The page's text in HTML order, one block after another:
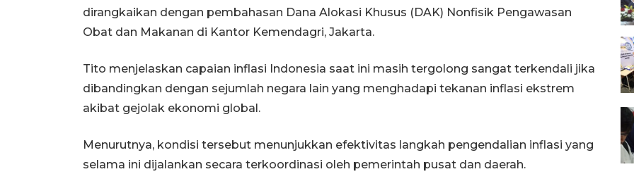
dirangkaikan dengan pembahasan Dana Alokasi Khusus (DAK) Nonfisik Pengawasan
Obat dan Makanan di Kantor Kemendagri, Jakarta.
Tito menjelaskan capaian inflasi Indonesia saat ini masih tergolong sangat terkendali jika
dibandingkan dengan sejumlah negara lain yang menghadapi tekanan inflasi ekstrem
akibat gejolak ekonomi global.
Menurutnya, kondisi tersebut menunjukkan efektivitas langkah pengendalian inflasi yang
selama ini dijalankan secara terkoordinasi oleh pemerintah pusat dan daerah.